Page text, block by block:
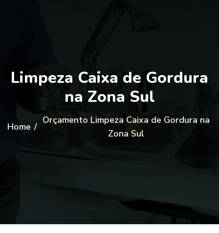
Limpeza Caixa de Gordura
na Zona Sul
Home /
Orçamento Limpeza Caixa de Gordura na
Zona Sul